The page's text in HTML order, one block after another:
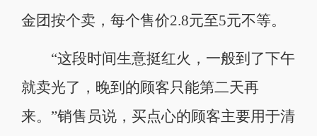
金团按个卖，每个售价2.8元至5元不等。
“这段时间生意挺红火，一般到了下午
就卖光了，晚到的顾客只能第二天再
来。”销售员说，买点心的顾客主要用于清